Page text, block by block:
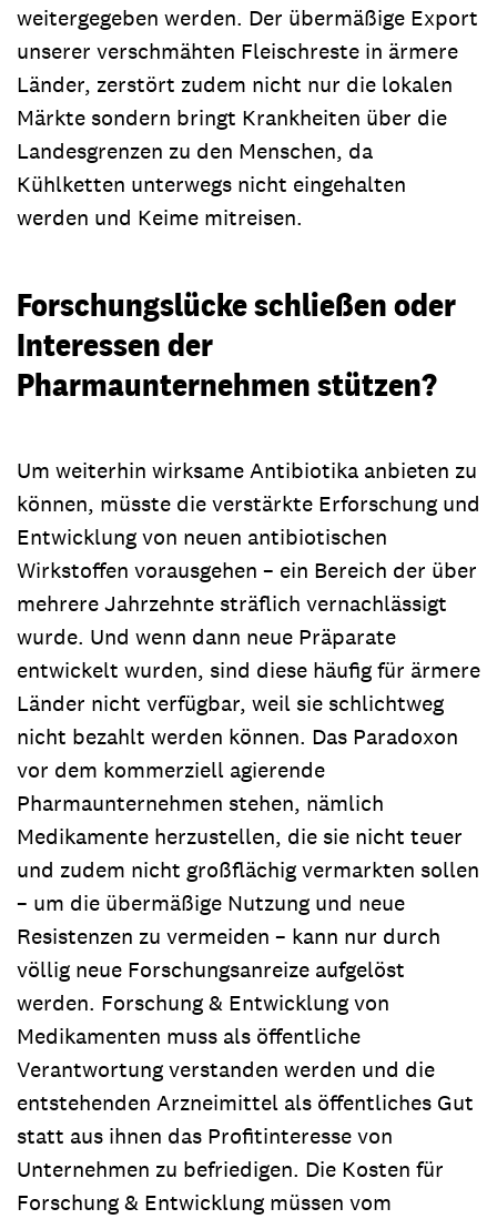
weitergegeben werden. Der übermäßige Export
unserer verschmähten Fleischreste in ärmere
Länder, zerstört zudem nicht nur die lokalen
Märkte sondern bringt Krankheiten über die
Landesgrenzen zu den Menschen, da
Kühlketten unterwegs nicht eingehalten
werden und Keime mitreisen.
Forschungslücke schließen oder
Interessen der
Pharmaunternehmen stützen?
Um weiterhin wirksame Antibiotika anbieten zu
können, müsste die verstärkte Erforschung und
Entwicklung von neuen antibiotischen
Wirkstoffen vorausgehen – ein Bereich der über
mehrere Jahrzehnte sträflich vernachlässigt
wurde. Und wenn dann neue Präparate
entwickelt wurden, sind diese häufig für ärmere
Länder nicht verfügbar, weil sie schlichtweg
nicht bezahlt werden können. Das Paradoxon
vor dem kommerziell agierende
Pharmaunternehmen stehen, nämlich
Medikamente herzustellen, die sie nicht teuer
und zudem nicht großflächig vermarkten sollen
– um die übermäßige Nutzung und neue
Resistenzen zu vermeiden – kann nur durch
völlig neue Forschungsanreize aufgelöst
werden. Forschung & Entwicklung von
Medikamenten muss als öffentliche
Verantwortung verstanden werden und die
entstehenden Arzneimittel als öffentliches Gut
statt aus ihnen das Profitinteresse von
Unternehmen zu befriedigen. Die Kosten für
Forschung & Entwicklung müssen vom